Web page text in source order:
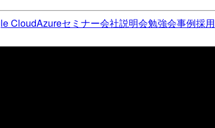
CloudAzureセミナー会社説明会勉強会事例採用